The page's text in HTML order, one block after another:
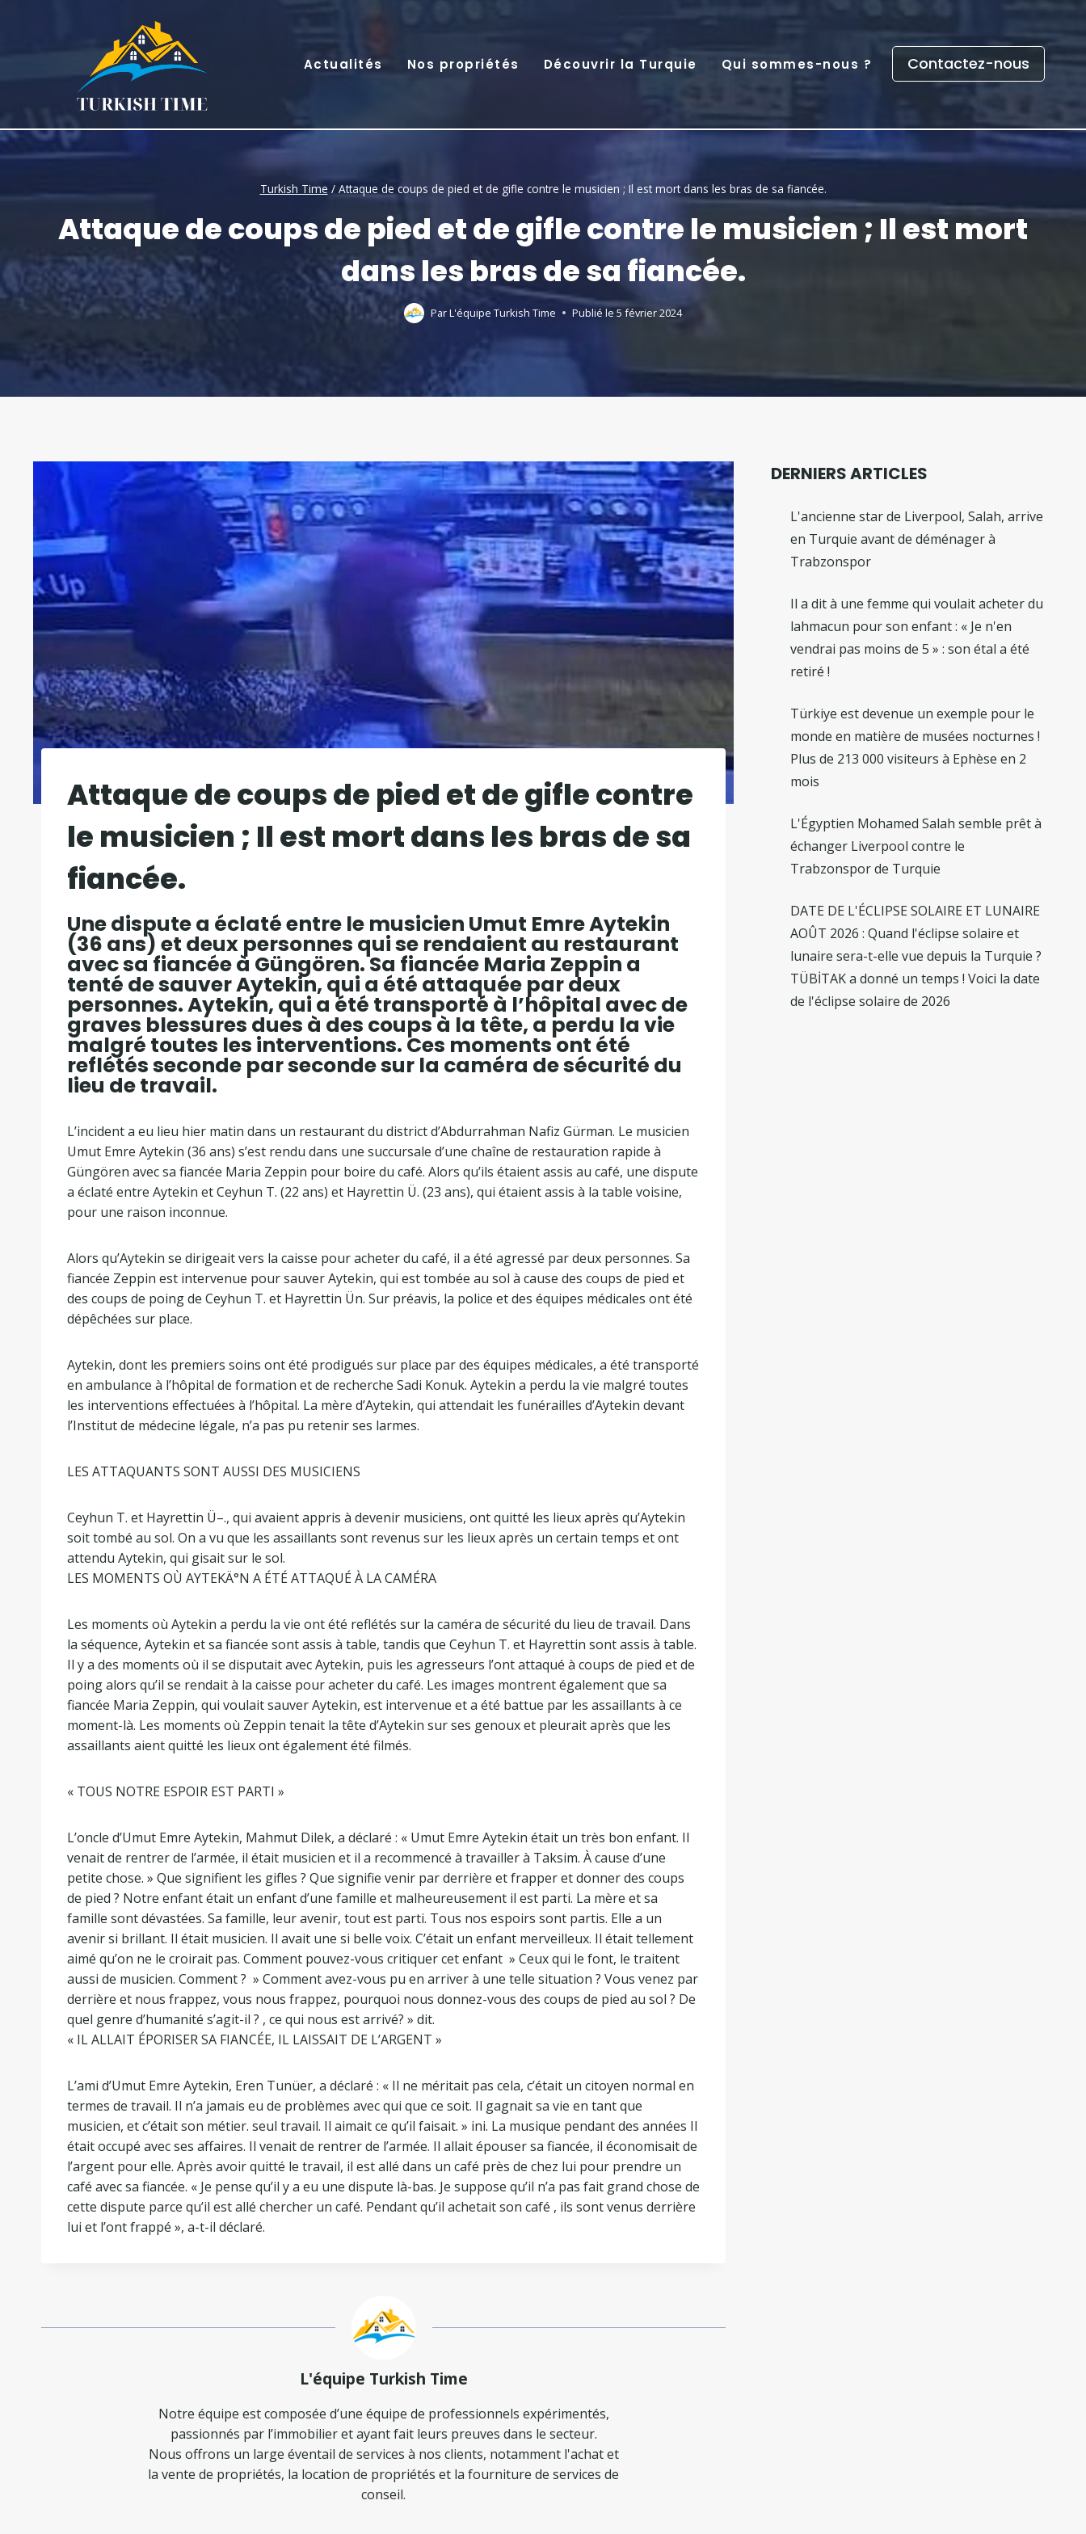
Actualités Nos propriétés Découvrir la Turquie Qui sommes-nous ? Contactez-nous
Turkish Time / Attaque de coups de pied et de gifle contre le musicien ; Il est mort dans les bras de sa fiancée.
Attaque de coups de pied et de gifle contre le musicien ; Il est mort
dans les bras de sa fiancée.
ParL'équipe Turkish Time Publié le 5 février 2024
Attaque de coups de pied et de gifle contre
le musicien ; Il est mort dans les bras de sa
fiancée.
Une dispute a éclaté entre le musicien Umut Emre Aytekin
(36 ans) et deux personnes qui se rendaient au restaurant
avec sa fiancée à Güngören. Sa fiancée Maria Zeppin a
tenté de sauver Aytekin, qui a été attaquée par deux
personnes. Aytekin, qui a été transporté à l’hôpital avec de
graves blessures dues à des coups à la tête, a perdu la vie
malgré toutes les interventions. Ces moments ont été
reflétés seconde par seconde sur la caméra de sécurité du
lieu de travail.
L’incident a eu lieu hier matin dans un restaurant du district d’Abdurrahman Nafiz Gürman. Le musicien
Umut Emre Aytekin (36 ans) s’est rendu dans une succursale d’une chaîne de restauration rapide à
Güngören avec sa fiancée Maria Zeppin pour boire du café. Alors qu’ils étaient assis au café, une dispute
a éclaté entre Aytekin et Ceyhun T. (22 ans) et Hayrettin Ü. (23 ans), qui étaient assis à la table voisine,
pour une raison inconnue.
Alors qu’Aytekin se dirigeait vers la caisse pour acheter du café, il a été agressé par deux personnes. Sa
fiancée Zeppin est intervenue pour sauver Aytekin, qui est tombée au sol à cause des coups de pied et
des coups de poing de Ceyhun T. et Hayrettin Ün. Sur préavis, la police et des équipes médicales ont été
dépêchées sur place.
Aytekin, dont les premiers soins ont été prodigués sur place par des équipes médicales, a été transporté
en ambulance à l’hôpital de formation et de recherche Sadi Konuk. Aytekin a perdu la vie malgré toutes
les interventions effectuées à l’hôpital. La mère d’Aytekin, qui attendait les funérailles d’Aytekin devant
l’Institut de médecine légale, n’a pas pu retenir ses larmes.
LES ATTAQUANTS SONT AUSSI DES MUSICIENS
Ceyhun T. et Hayrettin Ü–., qui avaient appris à devenir musiciens, ont quitté les lieux après qu’Aytekin
soit tombé au sol. On a vu que les assaillants sont revenus sur les lieux après un certain temps et ont
attendu Aytekin, qui gisait sur le sol.
LES MOMENTS OÙ AYTEKÄ°N A ÉTÉ ATTAQUÉ À LA CAMÉRA
Les moments où Aytekin a perdu la vie ont été reflétés sur la caméra de sécurité du lieu de travail. Dans
la séquence, Aytekin et sa fiancée sont assis à table, tandis que Ceyhun T. et Hayrettin sont assis à table.
Il y a des moments où il se disputait avec Aytekin, puis les agresseurs l’ont attaqué à coups de pied et de
poing alors qu’il se rendait à la caisse pour acheter du café. Les images montrent également que sa
fiancée Maria Zeppin, qui voulait sauver Aytekin, est intervenue et a été battue par les assaillants à ce
moment-là. Les moments où Zeppin tenait la tête d’Aytekin sur ses genoux et pleurait après que les
assaillants aient quitté les lieux ont également été filmés.
« TOUS NOTRE ESPOIR EST PARTI »
L’oncle d’Umut Emre Aytekin, Mahmut Dilek, a déclaré : « Umut Emre Aytekin était un très bon enfant. Il
venait de rentrer de l’armée, il était musicien et il a recommencé à travailler à Taksim. À cause d’une
petite chose. » Que signifient les gifles ? Que signifie venir par derrière et frapper et donner des coups
de pied ? Notre enfant était un enfant d’une famille et malheureusement il est parti. La mère et sa
famille sont dévastées. Sa famille, leur avenir, tout est parti. Tous nos espoirs sont partis. Elle a un
avenir si brillant. Il était musicien. Il avait une si belle voix. C’était un enfant merveilleux. Il était tellement
aimé qu’on ne le croirait pas. Comment pouvez-vous critiquer cet enfant » Ceux qui le font, le traitent
aussi de musicien. Comment ? » Comment avez-vous pu en arriver à une telle situation ? Vous venez par
derrière et nous frappez, vous nous frappez, pourquoi nous donnez-vous des coups de pied au sol ? De
quel genre d’humanité s’agit-il ? , ce qui nous est arrivé? » dit.
« IL ALLAIT ÉPORISER SA FIANCÉE, IL LAISSAIT DE L’ARGENT »
L’ami d’Umut Emre Aytekin, Eren Tunüer, a déclaré : « Il ne méritait pas cela, c’était un citoyen normal en
termes de travail. Il n’a jamais eu de problèmes avec qui que ce soit. Il gagnait sa vie en tant que
musicien, et c’était son métier. seul travail. Il aimait ce qu’il faisait. » ini. La musique pendant des années Il
était occupé avec ses affaires. Il venait de rentrer de l’armée. Il allait épouser sa fiancée, il économisait de
l’argent pour elle. Après avoir quitté le travail, il est allé dans un café près de chez lui pour prendre un
café avec sa fiancée. « Je pense qu’il y a eu une dispute là-bas. Je suppose qu’il n’a pas fait grand chose de
cette dispute parce qu’il est allé chercher un café. Pendant qu’il achetait son café , ils sont venus derrière
lui et l’ont frappé », a-t-il déclaré.
L'équipe Turkish Time
Notre équipe est composée d’une équipe de professionnels expérimentés,
passionnés par l’immobilier et ayant fait leurs preuves dans le secteur.
Nous offrons un large éventail de services à nos clients, notamment l'achat et
la vente de propriétés, la location de propriétés et la fourniture de services de
conseil.
DERNIERS ARTICLES
L'ancienne star de Liverpool, Salah, arrive
en Turquie avant de déménager à
Trabzonspor
Il a dit à une femme qui voulait acheter du
lahmacun pour son enfant : « Je n'en
vendrai pas moins de 5 » : son étal a été
retiré !
Türkiye est devenue un exemple pour le
monde en matière de musées nocturnes !
Plus de 213 000 visiteurs à Ephèse en 2
mois
L'Égyptien Mohamed Salah semble prêt à
échanger Liverpool contre le
Trabzonspor de Turquie
DATE DE L'ÉCLIPSE SOLAIRE ET LUNAIRE
AOÛT 2026 : Quand l'éclipse solaire et
lunaire sera-t-elle vue depuis la Turquie ?
TÜBİTAK a donné un temps ! Voici la date
de l'éclipse solaire de 2026